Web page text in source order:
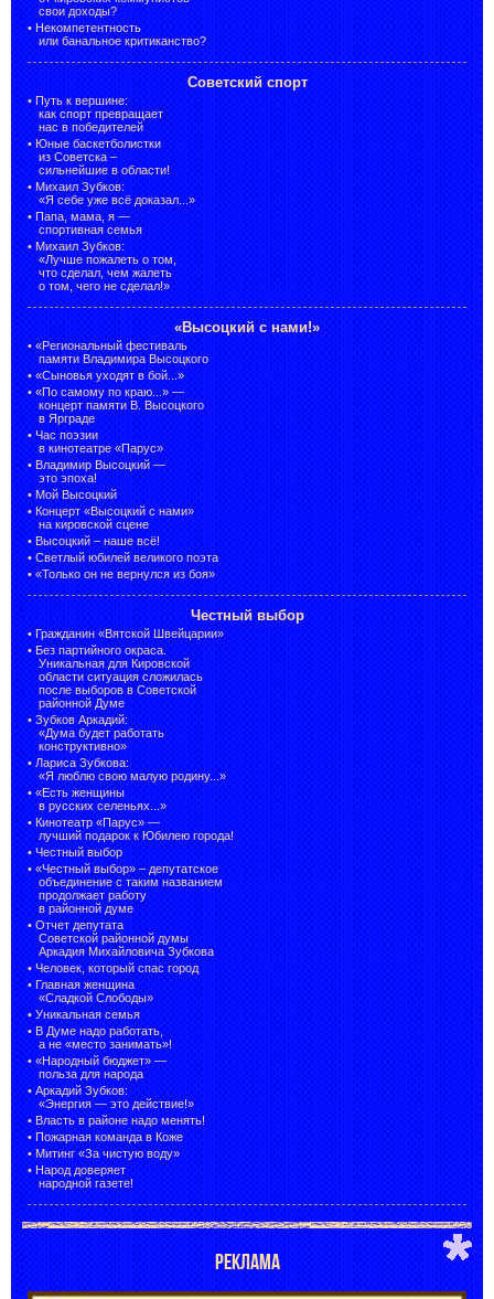
свои доходы?
• Некомпетентность
или банальное критиканство?
Советский спорт
• Путь к вершине:
как спорт превращает
нас в победителей
• Юные баскетболистки
из Советска –
сильнейшие в области!
• Михаил Зубков:
«Я себе уже всё доказал...»
• Папа, мама, я —
спортивная семья
• Михаил Зубков:
«Лучше пожалеть о том,
что сделал, чем жалеть
о том, чего не сделал!»
«Высоцкий с нами!»
• «Региональный фестиваль
памяти Владимира Высоцкого
• «Сыновья уходят в бой...»
• «По самому по краю...» —
концерт памяти В. Высоцкого
в Ярграде
• Час поэзии
в кинотеатре «Парус»
• Владимир Высоцкий —
это эпоха!
• Мой Высоцкий
• Концерт «Высоцкий с нами»
на кировской сцене
• Высоцкий – наше всё!
• Светлый юбилей великого поэта
• «Только он не вернулся из боя»
Честный выбор
• Гражданин «Вятской Швейцарии»
• Без партийного окраса.
Уникальная для Кировской
области ситуация сложилась
после выборов в Советской
районной Думе
• Зубков Аркадий:
«Дума будет работать
конструктивно»
• Лариса Зубкова:
«Я люблю свою малую родину...»
• «Есть женщины
в русских селеньях...»
• Кинотеатр «Парус» —
лучший подарок к Юбилею города!
• Честный выбор
• «Честный выбор» – депутатское
объединение с таким названием
продолжает работу
в районной думе
• Отчет депутата
Советской районной думы
Аркадия Михайловича Зубкова
• Человек, который спас город
• Главная женщина
«Сладкой Слободы»
• Уникальная семья
• В Думе надо работать,
а не «место занимать»!
• «Народный бюджет» —
польза для народа
• Аркадий Зубков:
«Энергия — это действие!»
• Власть в районе надо менять!
• Пожарная команда в Коже
• Митинг «За чистую воду»
• Народ доверяет
народной газете!
РЕКЛАМА